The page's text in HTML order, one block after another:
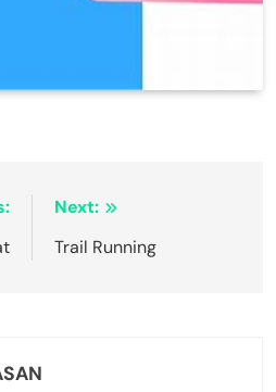
Next:
Trail Running